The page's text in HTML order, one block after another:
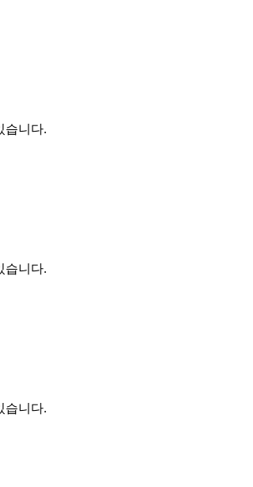
습니다.
습니다.
습니다.